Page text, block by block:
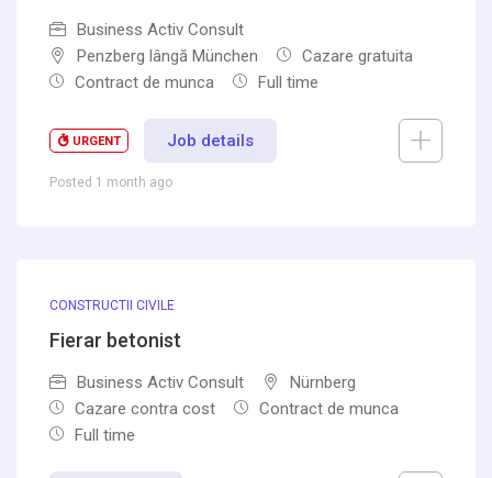
Business Activ Consult
Penzberg lângă München
Cazare gratuita
Contract de munca
Full time
URGENT Job details
Posted 1 month ago
CONSTRUCTII CIVILE
Fierar betonist
Business Activ Consult
Nürnberg
Cazare contra cost
Contract de munca
Full time